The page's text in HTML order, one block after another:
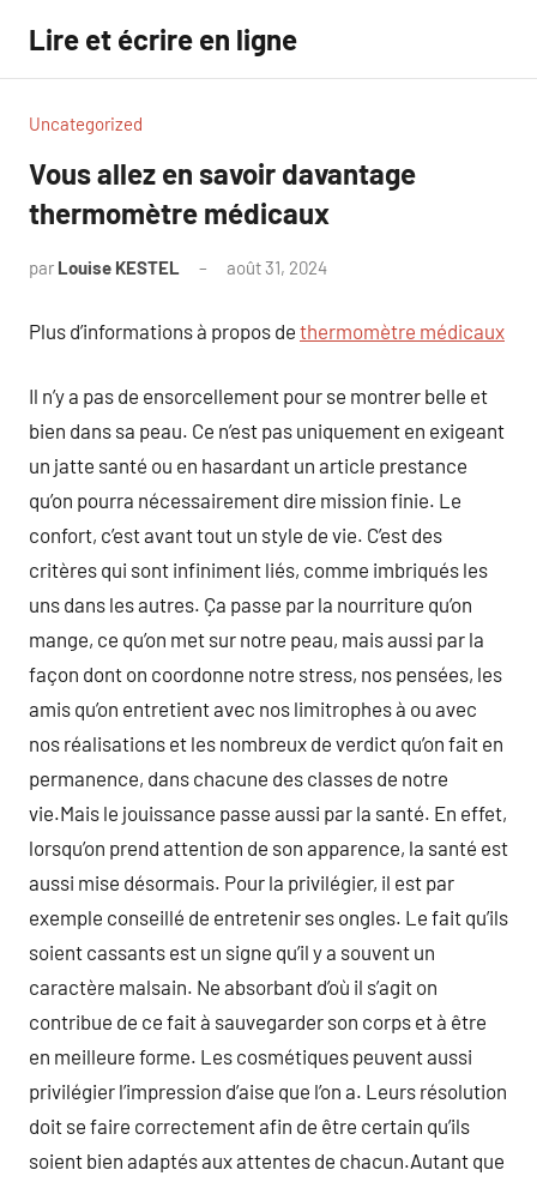
contenu
Lire et écrire en ligne
Uncategorized
Vous allez en savoir davantage
thermomètre médicaux
par Louise KESTEL août 31, 2024
Plus d’informations à propos de thermomètre médicaux
Il n’y a pas de ensorcellement pour se montrer belle et
bien dans sa peau. Ce n’est pas uniquement en exigeant
un jatte santé ou en hasardant un article prestance
qu’on pourra nécessairement dire mission finie. Le
confort, c’est avant tout un style de vie. C’est des
critères qui sont infiniment liés, comme imbriqués les
uns dans les autres. Ça passe par la nourriture qu’on
mange, ce qu’on met sur notre peau, mais aussi par la
façon dont on coordonne notre stress, nos pensées, les
amis qu’on entretient avec nos limitrophes à ou avec
nos réalisations et les nombreux de verdict qu’on fait en
permanence, dans chacune des classes de notre
vie.Mais le jouissance passe aussi par la santé. En effet,
lorsqu’on prend attention de son apparence, la santé est
aussi mise désormais. Pour la privilégier, il est par
exemple conseillé de entretenir ses ongles. Le fait qu’ils
soient cassants est un signe qu’il y a souvent un
caractère malsain. Ne absorbant d’où il s’agit on
contribue de ce fait à sauvegarder son corps et à être
en meilleure forme. Les cosmétiques peuvent aussi
privilégier l’impression d’aise que l’on a. Leurs résolution
doit se faire correctement afin de être certain qu’ils
soient bien adaptés aux attentes de chacun.Autant que